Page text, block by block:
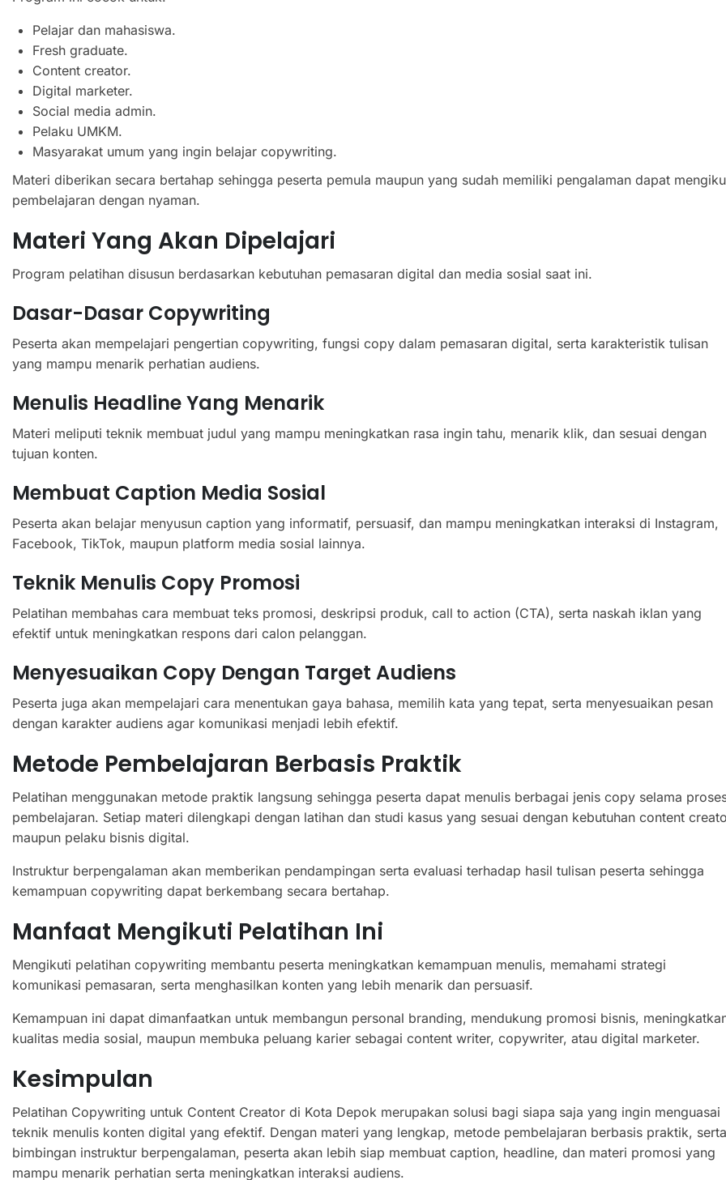
Pelajar dan mahasiswa.
Fresh graduate.
Content creator.
Digital marketer.
Social media admin.
Pelaku UMKM.
Masyarakat umum yang ingin belajar copywriting.
Materi diberikan secara bertahap sehingga peserta pemula maupun yang sudah memiliki pengalaman dapat
pembelajaran dengan nyaman.
Materi Yang Akan Dipelajari
Program pelatihan disusun berdasarkan kebutuhan pemasaran digital dan media sosial saat ini.
Dasar-Dasar Copywriting
Peserta akan mempelajari pengertian copywriting, fungsi copy dalam pemasaran digital, serta karakteristik tulisan
yang mampu menarik perhatian audiens.
Menulis Headline Yang Menarik
Materi meliputi teknik membuat judul yang mampu meningkatkan rasa ingin tahu, menarik klik, dan sesuai dengan
tujuan konten.
Membuat Caption Media Sosial
Peserta akan belajar menyusun caption yang informatif, persuasif, dan mampu meningkatkan interaksi di Instagram,
Facebook, TikTok, maupun platform media sosial lainnya.
Teknik Menulis Copy Promosi
Pelatihan membahas cara membuat teks promosi, deskripsi produk, call to action (CTA), serta naskah iklan yang
efektif untuk meningkatkan respons dari calon pelanggan.
Menyesuaikan Copy Dengan Target Audiens
Peserta juga akan mempelajari cara menentukan gaya bahasa, memilih kata yang tepat, serta menyesuaikan pesan
dengan karakter audiens agar komunikasi menjadi lebih efektif.
Metode Pembelajaran Berbasis Praktik
Pelatihan menggunakan metode praktik langsung sehingga peserta dapat menulis berbagai jenis copy selama
pembelajaran. Setiap materi dilengkapi dengan latihan dan studi kasus yang sesuai dengan kebutuhan content
maupun pelaku bisnis digital.
Instruktur berpengalaman akan memberikan pendampingan serta evaluasi terhadap hasil tulisan peserta sehingga
kemampuan copywriting dapat berkembang secara bertahap.
Manfaat Mengikuti Pelatihan Ini
Mengikuti pelatihan copywriting membantu peserta meningkatkan kemampuan menulis, memahami strategi
komunikasi pemasaran, serta menghasilkan konten yang lebih menarik dan persuasif.
Kemampuan ini dapat dimanfaatkan untuk membangun personal branding, mendukung promosi bisnis,
kualitas media sosial, maupun membuka peluang karier sebagai content writer, copywriter, atau digital marketer.
Kesimpulan
Pelatihan Copywriting untuk Content Creator di Kota Depok merupakan solusi bagi siapa saja yang ingin menguasai
teknik menulis konten digital yang efektif. Dengan materi yang lengkap, metode pembelajaran berbasis praktik, serta
bimbingan instruktur berpengalaman, peserta akan lebih siap membuat caption, headline, dan materi promosi yang
mampu menarik perhatian serta meningkatkan interaksi audiens.